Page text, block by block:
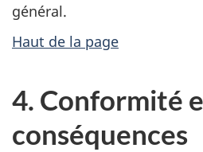
général.
Haut de la page
4. Conformité
conséquences